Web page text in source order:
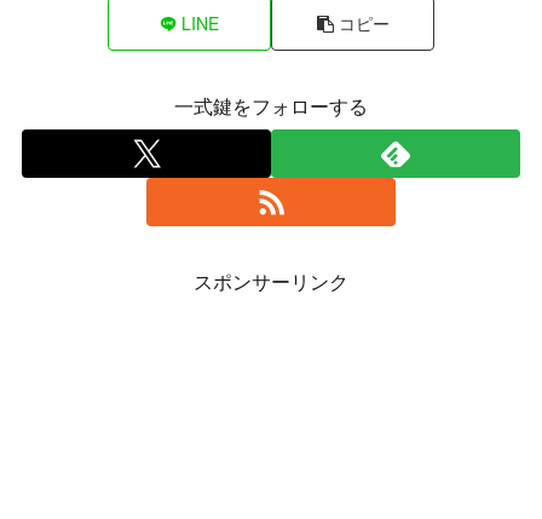
LINE コピー
一式鍵をフォローする
スポンサーリンク